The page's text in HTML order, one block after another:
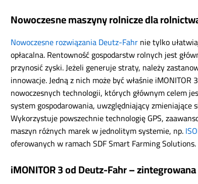
Nowoczesne maszyny rolnicze dla
Nowoczesne rozwiązania Deutz-Fahrnie tylko
opłacalna. Rentowność gospodarstw rolnych jest
przynosić zyski. Jeżeli generuje straty, należy
innowacje. Jedną z nich może być właśnie iMONITOR
nowoczesnych technologii, których głównym celem
system gospodarowania, uwzględniający
Wykorzystuje powszechnie technologię GPS,
maszyn różnych marek w jednolitym systemie, np.
oferowanych w ramachSDF Smart Farming Solutions.
iMONITOR 3 od Deutz-Fahr –